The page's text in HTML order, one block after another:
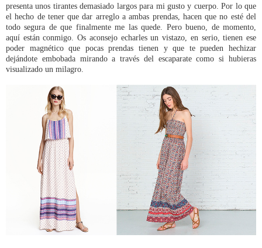
presenta unos tirantes demasiado largos para mi gusto y cuerpo. Por lo que
el hecho de tener que dar arreglo a ambas prendas, hacen que no esté del
todo segura de que finalmente me las quede. Pero bueno, de momento,
aquí están conmigo. Os aconsejo echarles un vistazo, en serio, tienen ese
poder magnético que pocas prendas tienen y que te pueden hechizar
dejándote embobada mirando a través del escaparate como si hubieras
visualizado un milagro.